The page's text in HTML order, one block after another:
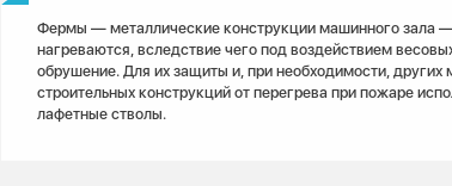
Фермы — металлические конструкции машинного зала
нагреваются, вследствие чего под воздействием
обрушение. Для их защиты и, при необходимости, других
строительных конструкций от перегрева при пожаре
лафетные стволы.